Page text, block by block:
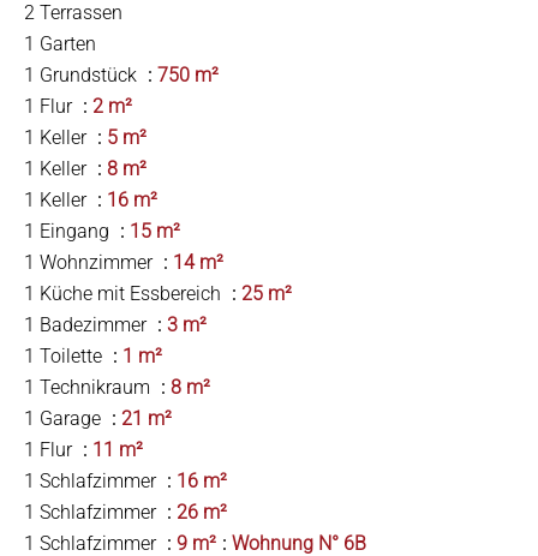
2 Terrassen
1 Garten
1 Grundstück
750 m²
1 Flur
2 m²
1 Keller
5 m²
1 Keller
8 m²
1 Keller
16 m²
1 Eingang
15 m²
1 Wohnzimmer
14 m²
1 Küche mit Essbereich
25 m²
1 Badezimmer
3 m²
1 Toilette
1 m²
1 Technikraum
8 m²
1 Garage
21 m²
1 Flur
11 m²
1 Schlafzimmer
16 m²
1 Schlafzimmer
26 m²
1 Schlafzimmer
9 m²
Wohnung N° 6B